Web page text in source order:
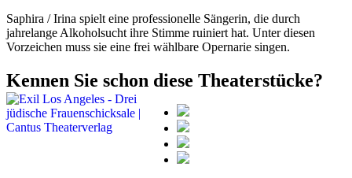
Saphira / Irina spielt eine professionelle Sängerin, die durch
jahrelange Alkoholsucht ihre Stimme ruiniert hat. Unter diesen
Vorzeichen muss sie eine frei wählbare Opernarie singen.
Kennen Sie schon diese Theaterstücke?